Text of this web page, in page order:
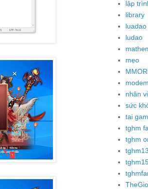
lập
library
luadao
ludao
mẹo
nhân
sức
tai
tghm
tghm